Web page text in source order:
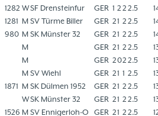
1282 WSF Drensteinfur GER 1 2 2 2.5
1281 M SV Türme Biller GER 21 2 2.5
980 M SK Münster 32 GER 21 2 2.5
M GER 21 2 2.5
M GER 202 2.5
M SV Wiehl GER 21 1 2.5
1871 M SK Dülmen 1952 GER 21 2 2.5
WSK Münster 32 GER 21 2 2.5
1526 M SV Ennigerloh-O GER 21 2 2.5